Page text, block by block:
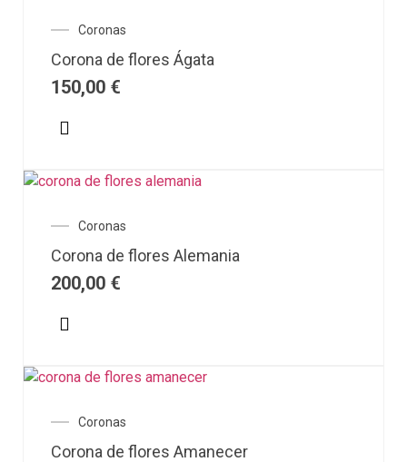
Coronas
Corona de flores Ágata
150,00 €
Coronas
Corona de flores Alemania
200,00 €
Coronas
Corona de flores Amanecer